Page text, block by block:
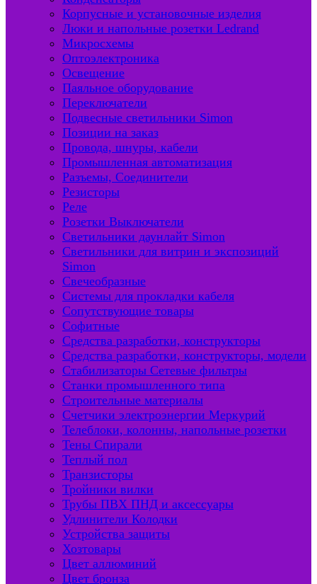
Корпусные и установочные изделия
Люки и напольные розетки Ledrand
Микросхемы
Оптоэлектроника
Освещение
Паяльное оборудование
Переключатели
Подвесные светильники Simon
Позиции на заказ
Провода, шнуры, кабели
Промышленная автоматизация
Разъемы, Соединители
Резисторы
Реле
Розетки Выключатели
Светильники даунлайт Simon
Светильники для витрин и экспозиций
Simon
Свечеобразные
Системы для прокладки кабеля
Сопутствующие товары
Софитные
Средства разработки, конструкторы
Средства разработки, конструкторы, модели
Стабилизаторы Сетевые фильтры
Станки промышленного типа
Строительные материалы
Счетчики электроэнергии Меркурий
Телеблоки, колонны, напольные розетки
Тены Спирали
Теплый пол
Транзисторы
Тройники вилки
Трубы ПВХ ПНД и аксессуары
Удлинители Колодки
Устройства защиты
Хозтовары
Цвет аллюминий
Цвет бронза